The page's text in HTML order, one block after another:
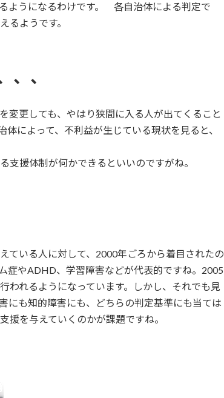
ようになるわけです。 各自治体による判定で
るようです。
、、
変更しても、やはり狭間に入る人が出てくること
によって、不利益が生じている現状を見ると、
支援体制が何かできるといいのですがね。
ている人に対して、2000年ごろから着目されたの
症やADHD、学習障害などが代表的ですね。2005
われるようになっています。しかし、それでも見
にも知的障害にも、どちらの判定基準にも当ては
援を与えていくのかが課題ですね。